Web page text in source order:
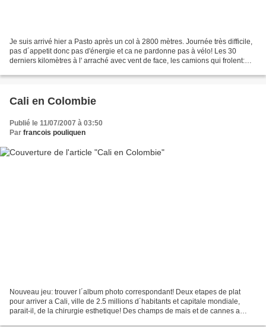
Je suis arrivé hier a Pasto après un col à 2800 mètres. Journée très difficile,
pas d´appetit donc pas d'énergie et ca ne pardonne pas à vélo! Les 30
derniers kilomètres à l' arraché avec vent de face, les camions qui frolent:
Cali en Colombie
Publié le 11/07/2007 à 03:50
Par francois pouliquen
Nouveau jeu: trouver l´album photo correspondant! Deux etapes de plat
pour arriver a Cali, ville de 2.5 millions d´habitants et capitale mondiale,
parait-il, de la chirurgie esthetique! Des champs de mais et de cannes a